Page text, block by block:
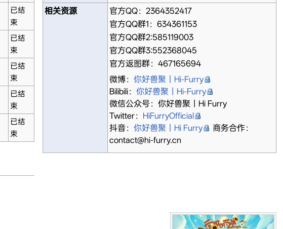
相关资源
官方QQ：2364352417
官方QQ群1：634361153
官方QQ群2:585119003
官方QQ群3:552368045
官方返图群：467165694
微博：你好兽聚丨Hi-Furry
Bilibili：你好兽聚丨Hi-Furry
微信公众号：你好兽聚丨Hi Furry
Twitter： HiFurryOfficial
抖音：你好兽聚丨Hi Furry
商务合作：
contact@hi-furry.cn
已结
束
已结
束
已结
束
已结
束
已结
束